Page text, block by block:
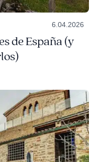
6.04.2026
de España (y